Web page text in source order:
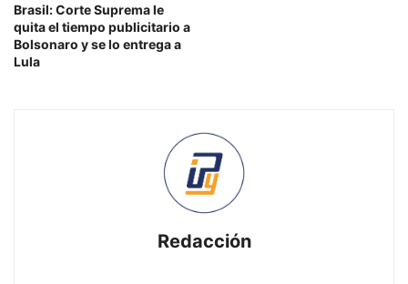
Brasil: Corte Suprema le
quita el tiempo publicitario a
Bolsonaro y se lo entrega a
Lula
Redacción